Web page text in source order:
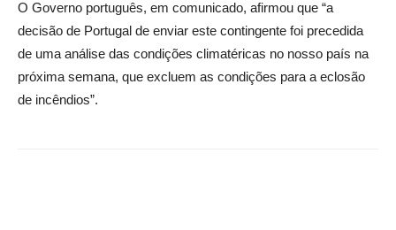
O Governo português, em comunicado, afirmou que “a
decisão de Portugal de enviar este contingente foi precedida
de uma análise das condições climatéricas no nosso país na
próxima semana, que excluem as condições para a eclosão
de incêndios”.